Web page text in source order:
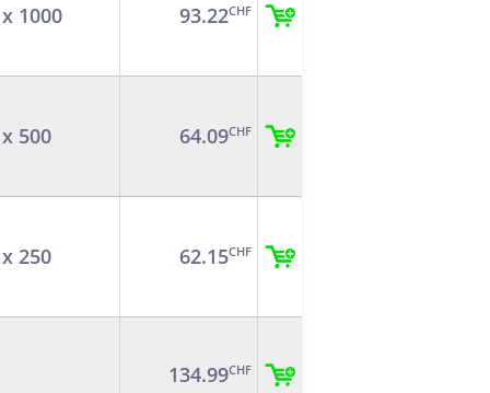
1000 93.22CHF
500 64.09CHF
250 62.15CHF
134.99CHF